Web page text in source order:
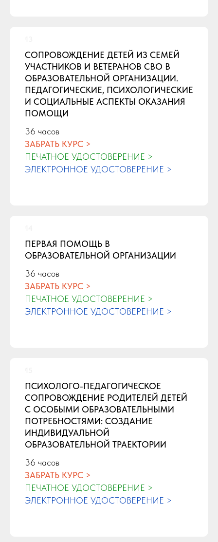
СОПРОВОЖДЕНИЕ ДЕТЕЙ ИЗ СЕМЕЙ
УЧАСТНИКОВ И ВЕТЕРАНОВ СВО В
ОБРАЗОВАТЕЛЬНОЙ ОРГАНИЗАЦИИ.
ПЕДАГОГИЧЕСКИЕ, ПСИХОЛОГИЧЕСКИЕ
И СОЦИАЛЬНЫЕ АСПЕКТЫ ОКАЗАНИЯ
ПОМОЩИ
36 часов
ЗАБРАТЬ КУРС >
ПЕЧАТНОЕ УДОСТОВЕРЕНИЕ >
ЭЛЕКТРОННОЕ УДОСТОВЕРЕНИЕ >
ПЕРВАЯ ПОМОЩЬ В
ОБРАЗОВАТЕЛЬНОЙ ОРГАНИЗАЦИИ
36 часов
ЗАБРАТЬ КУРС >
ПЕЧАТНОЕ УДОСТОВЕРЕНИЕ >
ЭЛЕКТРОННОЕ УДОСТОВЕРЕНИЕ >
ПСИХОЛОГО-ПЕДАГОГИЧЕСКОЕ
СОПРОВОЖДЕНИЕ РОДИТЕЛЕЙ ДЕТЕЙ
С ОСОБЫМИ ОБРАЗОВАТЕЛЬНЫМИ
ПОТРЕБНОСТЯМИ: СОЗДАНИЕ
ИНДИВИДУАЛЬНОЙ
ОБРАЗОВАТЕЛЬНОЙ ТРАЕКТОРИИ
36 часов
ЗАБРАТЬ КУРС >
ПЕЧАТНОЕ УДОСТОВЕРЕНИЕ >
ЭЛЕКТРОННОЕ УДОСТОВЕРЕНИЕ >